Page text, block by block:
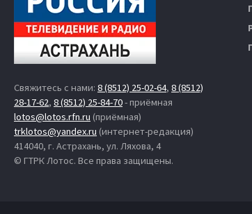
Свяжитесь с нами: 8 (8512) 25-02-64, 8 (8512)
28-17-62, 8 (8512) 25-84-70- приёмная
lotos@lotos.rfn.ru (приёмная)
trklotos@yandex.ru (интернет-редакция)
414040, г. Астрахань, ул. Ляхова, 4
© ГТРК Лотос. Все права защищены.